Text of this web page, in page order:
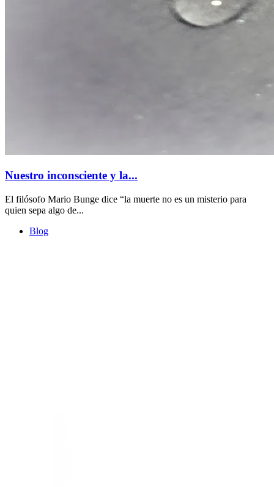
Nuestro inconsciente y la...
El filósofo Mario Bunge dice “la muerte no es un misterio para
quien sepa algo de...
Blog